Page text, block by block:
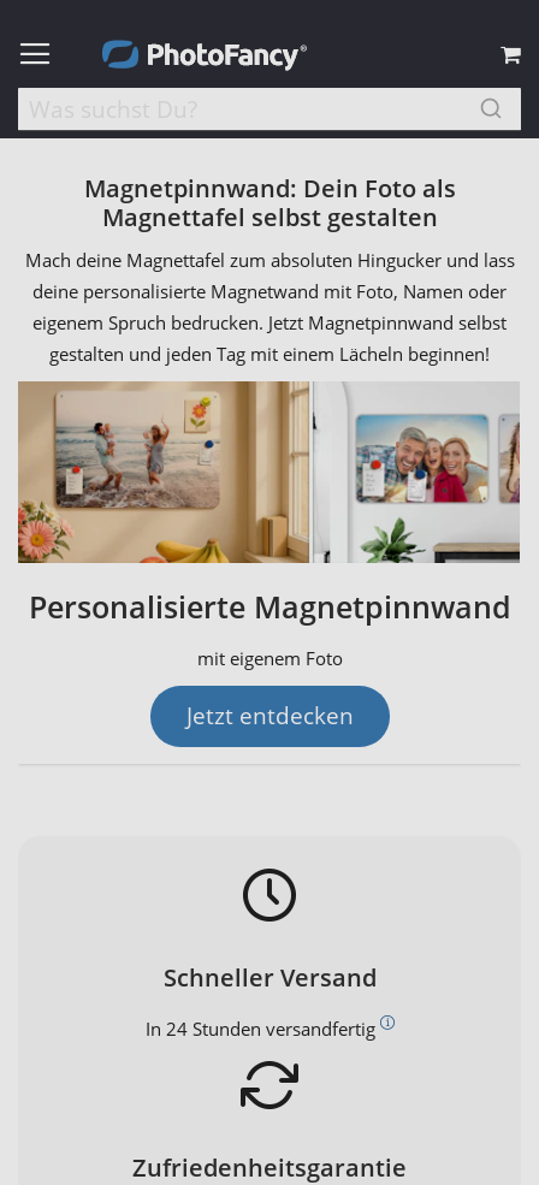
Magnetpinnwand: Dein Foto als
Magnettafel selbst gestalten
Mach deine Magnettafel zum absoluten Hingucker und lass
deine personalisierte Magnetwand mit Foto, Namen oder
eigenem Spruch bedrucken. Jetzt Magnetpinnwand selbst
gestalten und jeden Tag mit einem Lächeln beginnen!
Personalisierte Magnetpinnwand
mit eigenem Foto
Jetzt entdecken
Schneller Versand
In 24 Stunden versandfertig
Zufriedenheitsgarantie